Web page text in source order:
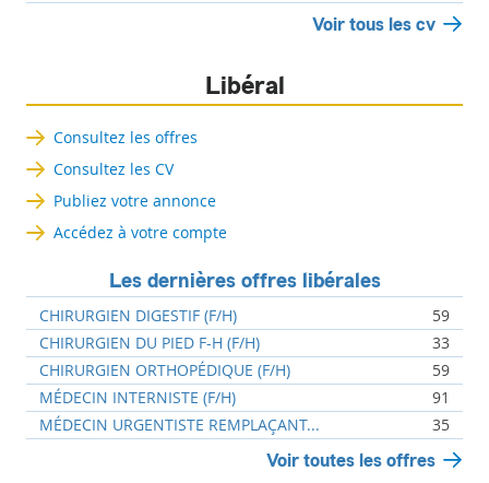
Voir tous les cv
Libéral
Consultez les offres
Consultez les CV
Publiez votre annonce
Accédez à votre compte
Les dernières offres libérales
CHIRURGIEN DIGESTIF (F/H)
59
CHIRURGIEN DU PIED F-H (F/H)
33
CHIRURGIEN ORTHOPÉDIQUE (F/H)
59
MÉDECIN INTERNISTE (F/H)
91
MÉDECIN URGENTISTE REMPLAÇANT...
35
Voir toutes les offres